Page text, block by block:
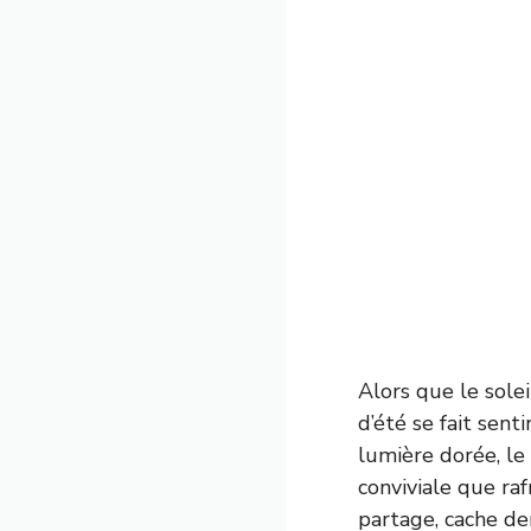
Alors que le
d’été se fait
lumière dorée,
conviviale que
partage, cache